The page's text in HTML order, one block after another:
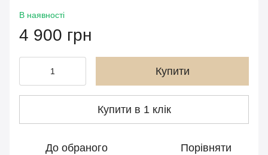
В наявності
4 900 грн
Купити
Купити в 1 клік
До обраного Порівняти